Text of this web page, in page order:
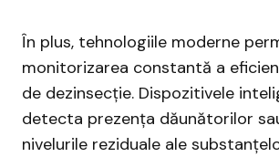
În plus, tehnologiile moderne
monitorizarea constantă a
de dezinsecție. Dispozitivele
detecta prezența dăunătorilor
nivelurile reziduale ale